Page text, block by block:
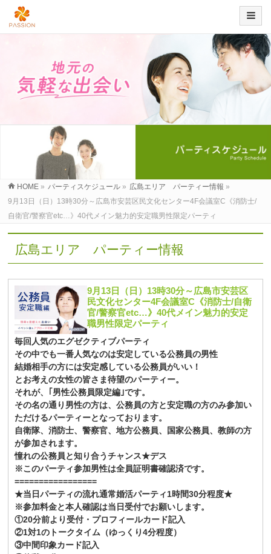
HOME » パーティスケジュール » 広島エリア パーティー情報 »
9月13日（日）13時30分～広島市安芸区民文化センター4F会議室C《消防士/
自衛官/警察官etc…》40代メイン魅力的安定職男性限定パーティ
広島エリア パーティー情報
9月13日（日）13時30分～広島市安芸区
民文化センター4F会議室C《消防士/自衛
官/警察官etc…》40代メイン魅力的安定
職男性限定パーティ
毎回人気のエグゼクティブパーティ
その中でも一番人気なのは安定している公務員の男性
結婚相手の方には安定感している公務員がいい！
とお考えの女性の皆さま待望のパーティー。
それが、｢男性公務員限定編｣です。
その名の通り男性の方は、公務員の方と安定職の方のみ参加い
ただけるパーティーとなっております。
自衛隊、消防士、警察官、地方公務員、国家公務員、教師の方
が参加されます。
憧れの公務員と知り合うチャンス★デス
※このパーティ参加男性は全員証明書確認済です。
=================
★当日パーティの流れ通常婚活パーティ1時間30分程度★
※参加料金と本人確認は当日受付でお願いします。
①20分前より受付・プロフィールカード記入
②1対1のトークタイム（ゆっくり4分程度）
③中間印象カード記入